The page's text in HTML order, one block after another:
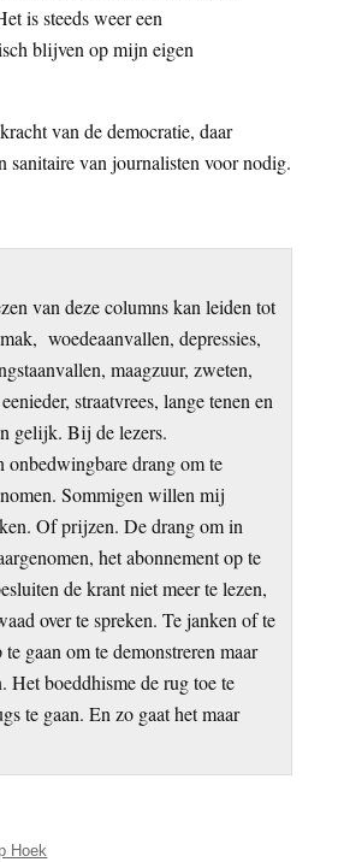
is steeds weer een
blijven op mijn eigen
van de democratie, daar
sanitaire van journalisten voor nodig.
van deze columns kan leiden tot
woedeaanvallen, depressies,
maagzuur, zweten,
straatvrees, lange tenen en
gelijk. Bij de lezers.
onbedwingbare drang om te
Sommigen willen mij
Of prijzen. De drang om in
het abonnement op te
de krant niet meer te lezen,
over te spreken. Te janken of te
gaan om te demonstreren maar
Het boeddhisme de rug toe te
te gaan. En zo gaat het maar
Hoek